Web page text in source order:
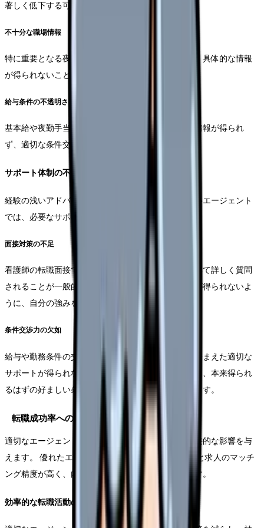
著しく低下する可能性があります。
不十分な職場情報
特に重要となる夜勤体制や実際の労働環境について、具体的な情報
が得られないことがある。
給与条件の不透明さ
基本給や夜勤手当、その他の諸手当について詳細な情報が得られ
ず、適切な条件交渉ができない可能性があります。
サポート体制の不備
経験の浅いアドバイザーや看護業界に特化していないエージェント
では、必要なサポートが得られない場合があります。
面接対策の不足
看護師の転職面接では、専門的なスキルや経験について詳しく質問
されることが一般的です。適切な面接のアドバイスが得られないよ
うに、自分の強みを十分にアピールできません。
条件交渉力の欠如
給与や勤務条件の交渉に関して、業界標準や相場を踏まえた適切な
サポートが得られない可能性があります。これにより、本来得られ
るはずの好ましい条件を逃してしまうことが起こります。
転職成功率への影響
適切なエージェント選択は、転職活動の成功率に直接的な影響を与
えます。 優れたエージェントは、求職者の希望条件と求人のマッチ
ング精度が高く、内定獲得までの期間も短縮できます。
効率的な転職活動の実現